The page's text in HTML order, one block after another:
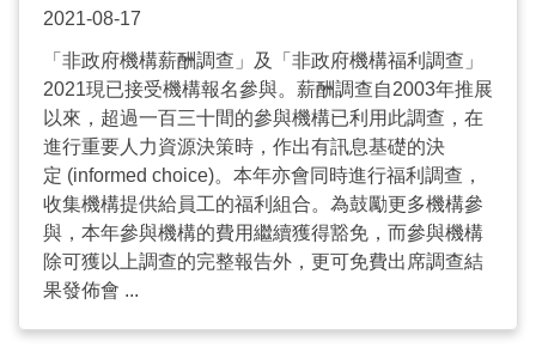
2021-08-17
「非政府機構薪酬調查」及「非政府機構福利調查」
2021現已接受機構報名參與。薪酬調查自2003年推展
以來，超過一百三十間的參與機構已利用此調查，在
進行重要人力資源決策時，作出有訊息基礎的決
定 (informed choice)。本年亦會同時進行福利調查，
收集機構提供給員工的福利組合。為鼓勵更多機構參
與，本年參與機構的費用繼續獲得豁免，而參與機構
除可獲以上調查的完整報告外，更可免費出席調查結
果發佈會 ...